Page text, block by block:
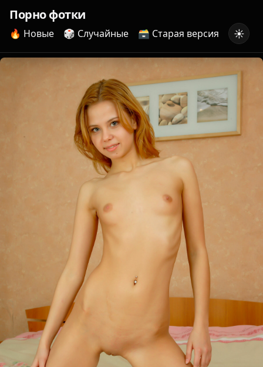
Порно фотки
🔥 Новые 🎲 Случайные 🗃️ Старая версия ☀️